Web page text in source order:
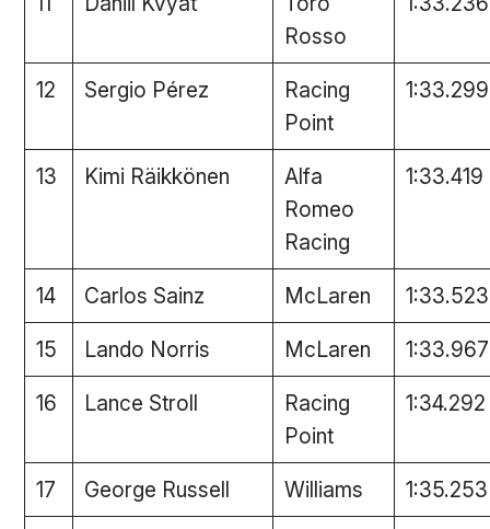
Rosso
12 Sergio Pérez
Racing
Point
1:33.299
13 Kimi Räikkönen
Alfa
Romeo
Racing
1:33.419
14 Carlos Sainz McLaren 1:33.523
15 Lando Norris McLaren 1:33.967
16 Lance Stroll
Racing
Point
1:34.292
17 George Russell Williams 1:35.253